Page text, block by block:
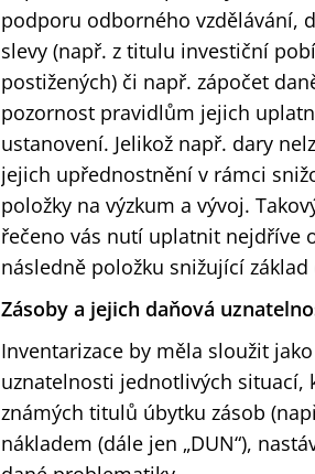
podporu odborného vzdělávání,
slevy (např. z titulu investiční
postižených) či např. zápočet
pozornost pravidlům jejich
ustanovení. Jelikož např. dary
jejich upřednostnění v rámci
položky na výzkum a vývoj.
řečeno vás nutí uplatnit nejdříve
následně položku snižující základ
Zásoby a jejich daňová
Inventarizace by měla sloužit
uznatelnosti jednotlivých situací,
známých titulů úbytku zásob
nákladem (dále jen „DUN“),